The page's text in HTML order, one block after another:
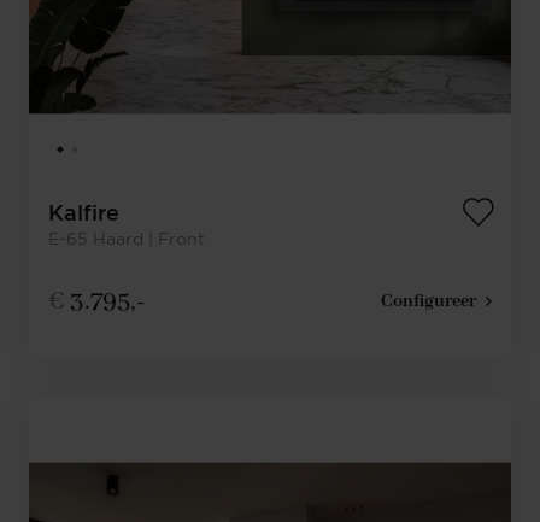
Kalfire
E-65 Haard | Front
€ 3.795,- Configureer